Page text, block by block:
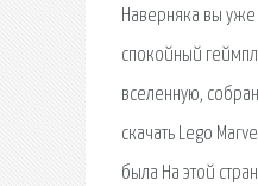
Наверняка вы
спокойный
вселенную,
скачать Lego
была На этой